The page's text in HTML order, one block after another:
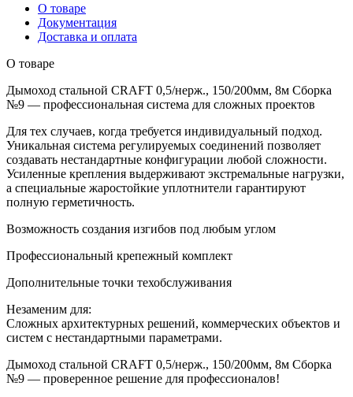
О товаре
Документация
Доставка и оплата
О товаре
Дымоход стальной CRAFT 0,5/нерж., 150/200мм, 8м Сборка
№9 — профессиональная система для сложных проектов
Для тех случаев, когда требуется индивидуальный подход.
Уникальная система регулируемых соединений позволяет
создавать нестандартные конфигурации любой сложности.
Усиленные крепления выдерживают экстремальные нагрузки,
а специальные жаростойкие уплотнители гарантируют
полную герметичность.
Возможность создания изгибов под любым углом
Профессиональный крепежный комплект
Дополнительные точки техобслуживания
Незаменим для:
Сложных архитектурных решений, коммерческих объектов и
систем с нестандартными параметрами.
Дымоход стальной CRAFT 0,5/нерж., 150/200мм, 8м Сборка
№9 — проверенное решение для профессионалов!